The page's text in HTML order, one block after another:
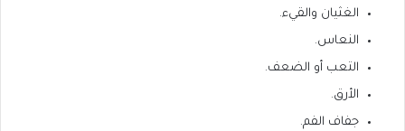
الغثيان والقيء.
النعاس.
التعب أو الضعف.
الأرق.
جفاف الفم.